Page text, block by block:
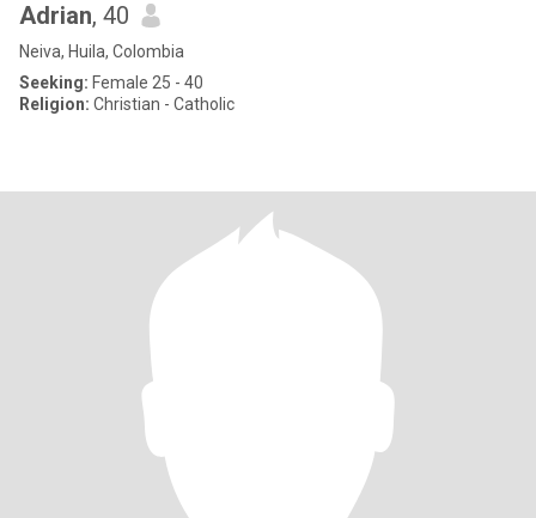
Adrian, 40
Neiva, Huila, Colombia
Seeking: Female 25 - 40
Religion: Christian - Catholic